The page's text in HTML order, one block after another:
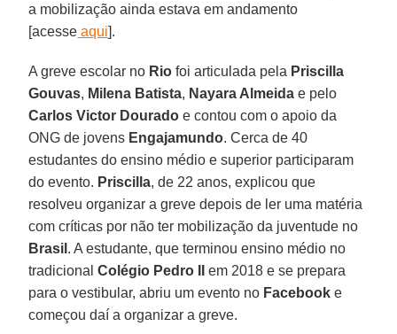
a mobilização ainda estava em andamento
[acesse aqui].
A greve escolar no Rio foi articulada pela Priscilla
Gouvas, Milena Batista, Nayara Almeida e pelo
Carlos Victor Dourado e contou com o apoio da
ONG de jovens Engajamundo. Cerca de 40
estudantes do ensino médio e superior participaram
do evento. Priscilla, de 22 anos, explicou que
resolveu organizar a greve depois de ler uma matéria
com críticas por não ter mobilização da juventude no
Brasil . A estudante, que terminou ensino médio no
tradicional Colégio Pedro II
em 2018 e se prepara
para o vestibular, abriu um evento no Facebook e
começou daí a organizar a greve.